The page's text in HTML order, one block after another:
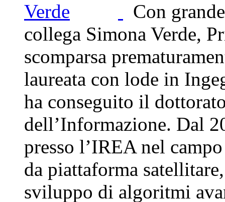
Con
collega Simona Verde,
scomparsa
laureata con lode in
ha conseguito il
dell’Informazione. Dal
presso l’IREA nel
da piattaforma
sviluppo di algoritmi